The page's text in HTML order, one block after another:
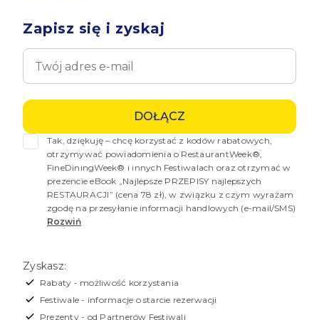
Zapisz się i zyskaj
DOŁĄCZ
Tak, dziękuję – chcę korzystać z kodów rabatowych,
otrzymywać powiadomienia o RestaurantWeek®,
FineDiningWeek® i innych Festiwalach oraz otrzymać w
prezencie eBook „Najlepsze PRZEPISY najlepszych
RESTAURACJI” (cena 78 zł), w związku z czym wyrażam
zgodę na przesyłanie informacji handlowych (e-mail/SMS)
Rozwiń
Zyskasz:
Rabaty - możliwość korzystania
Festiwale - informacje o starcie rezerwacji
Prezenty - od Partnerów Festiwali